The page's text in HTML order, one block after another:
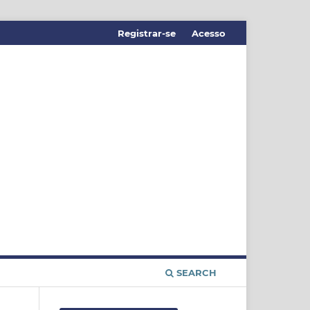
SEARCH
Registrar-se Acesso